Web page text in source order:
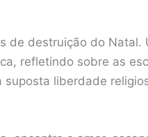
de destruição do
refletindo sobre as
suposta liberdade